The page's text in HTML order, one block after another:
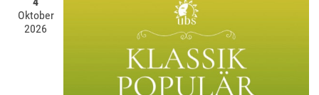
Oktober
2026